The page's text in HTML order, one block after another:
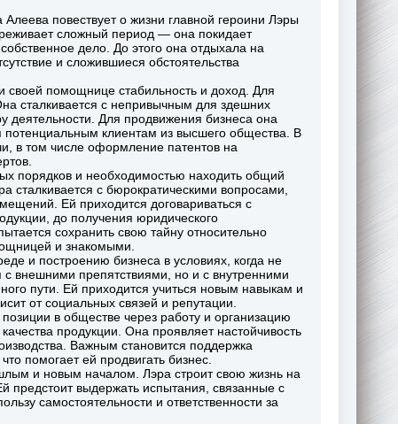
повествует о жизни главной героини Лэры
сложный период — она покидает
дело. До этого она отдыхала на
и сложившиеся обстоятельства
помощнице стабильность и доход. Для
сталкивается с непривычным для здешних
деятельности. Для продвижения бизнеса она
потенциальным клиентам из высшего общества. В
в том числе оформление патентов на
порядков и необходимостью находить общий
сталкивается с бюрократическими вопросами,
Ей приходится договариваться с
до получения юридического
сохранить свою тайну относительно
и знакомыми.
и построению бизнеса в условиях, когда не
с внешними препятствиями, но и с внутренними
пути. Ей приходится учиться новым навыкам и
от социальных связей и репутации.
в обществе через работу и организацию
продукции. Она проявляет настойчивость
Важным становится поддержка
помогает ей продвигать бизнес.
и новым началом. Лэра строит свою жизнь на
выдержать испытания, связанные с
самостоятельности и ответственности за